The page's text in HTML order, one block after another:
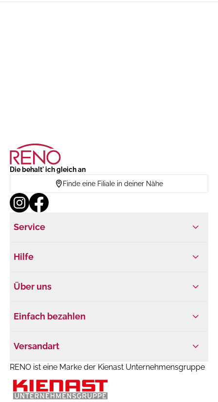
Die behalt' ich gleich an
Finde eine Filiale in deiner Nähe
Service
Hilfe
Über uns
Einfach bezahlen
Versandart
RENO ist eine Marke der Kienast Unternehmensgruppe